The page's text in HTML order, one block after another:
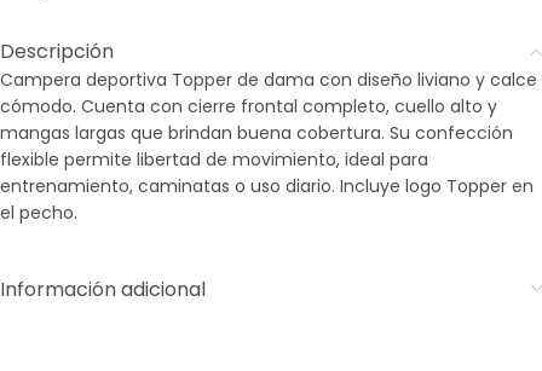
Descripción
Campera deportiva Topper de dama con diseño liviano y calce
cómodo. Cuenta con cierre frontal completo, cuello alto y
mangas largas que brindan buena cobertura. Su confección
flexible permite libertad de movimiento, ideal para
entrenamiento, caminatas o uso diario. Incluye logo Topper en
el pecho.
Información adicional